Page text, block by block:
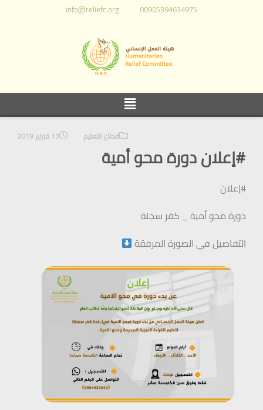
00905394634975
info@reliefc.org
13 فبراير 2019 قطاع التعليم
#إعلان دورة محو أمية
#إعلان
دورة محو أمية _ كفر سجنة
التفاصيل في الصورة المرفقة